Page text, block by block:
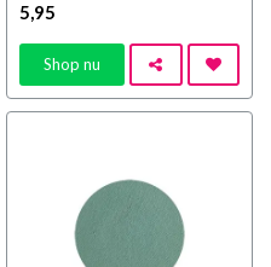
5,95
Shop nu